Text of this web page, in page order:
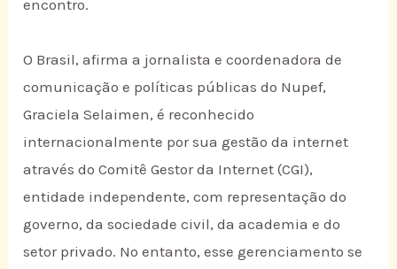
encontro.
O Brasil, afirma a jornalista e coordenadora de
comunicação e políticas públicas do Nupef,
Graciela Selaimen, é reconhecido
internacionalmente por sua gestão da internet
através do Comitê Gestor da Internet (CGI),
entidade independente, com representação do
governo, da sociedade civil, da academia e do
setor privado. No entanto, esse gerenciamento se